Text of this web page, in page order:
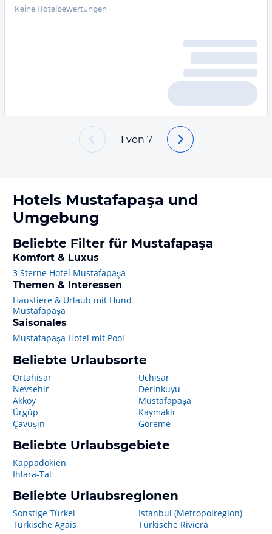
Keine Hotelbewertungen
1 von 7
Hotels Mustafapaşa und
Umgebung
Beliebte Filter für Mustafapaşa
Komfort & Luxus
3 Sterne Hotel Mustafapaşa
Themen & Interessen
Haustiere & Urlaub mit Hund
Mustafapaşa
Saisonales
Mustafapaşa Hotel mit Pool
Beliebte Urlaubsorte
Ortahisar
Nevsehir
Akköy
Ürgüp
Çavuşin
Uchisar
Derinkuyu
Mustafapaşa
Kaymaklı
Göreme
Beliebte Urlaubsgebiete
Kappadokien
Ihlara-Tal
Beliebte Urlaubsregionen
Sonstige Türkei
Türkische Ägäis
Istanbul (Metropolregion)
Türkische Riviera